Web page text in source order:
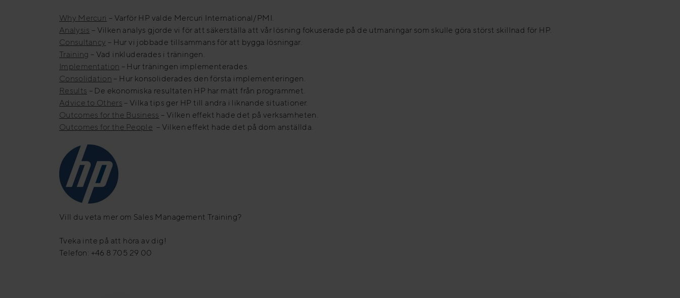
Why Mercuri – Varför HP valde Mercuri International/PMI.
Analysis – Vilken analys gjorde vi för att säkerställa att vår lösning fokuserade på de utmaningar som skulle göra störst skillnad för HP.
Consultancy – Hur vi jobbade tillsammans för att bygga lösningar.
Training – Vad inkluderades i träningen.
Implementation – Hur träningen implementerades.
Consolidation – Hur konsoliderades den första implementeringen.
Results – De ekonomiska resultaten HP har mätt från programmet.
Advice to Others – Vilka tips ger HP till andra i liknande situationer.
Outcomes for the Business – Vilken effekt hade det på verksamheten.
Outcomes for the People – Vilken effekt hade det på dom anställda.
Vill du veta mer om Sales Management Training?
Tveka inte på att höra av dig!
Telefon: +46 8 705 29 00